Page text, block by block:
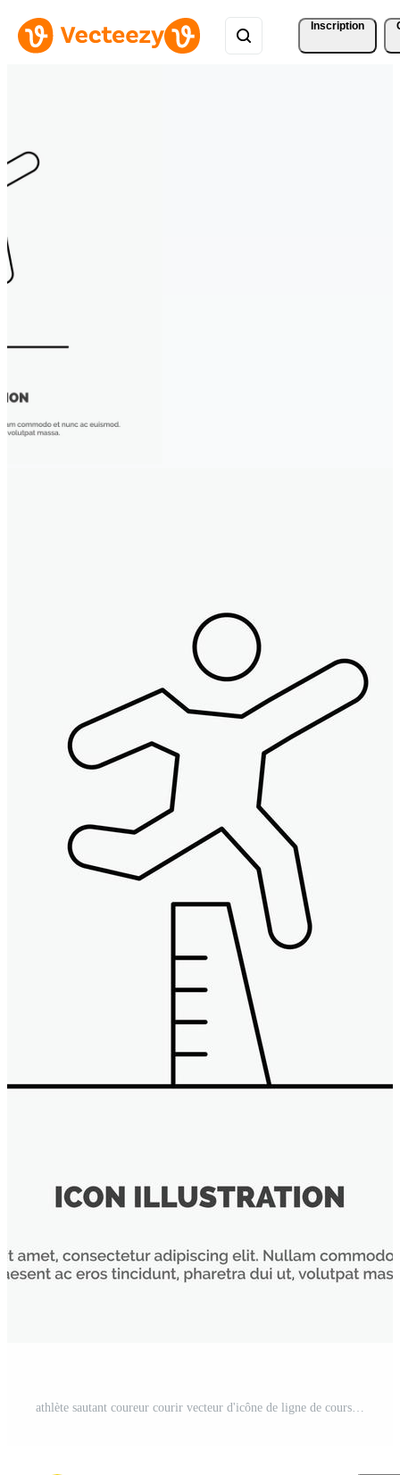
Inscription
athlète sautant coureur courir vecteur d'icône de ligne de course d'obstacles Vecteur Gratuit